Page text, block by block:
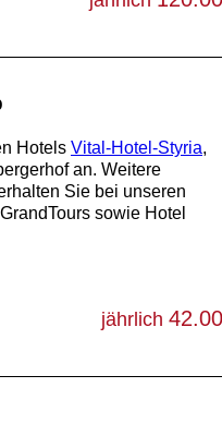
Hotels Vital-Hotel-Styria,
an. Weitere
Sie bei unseren
sowie Hotel
jährlich